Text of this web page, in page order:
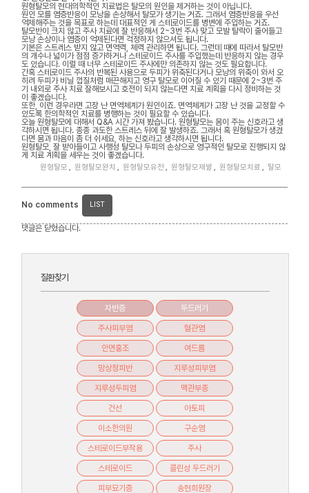
원형탈모의 현대의학적인 치료법은 탈모의 원인을 제거하는 것이 아닙니다.
원인 모를 염증반응이 모낭을 손상해서 탈모가 생기는 거죠. 그래서 염증반응을 우선
억제해주는 것을 목표로 하는데 대표적인 게 스테로이드를 병변에 주입하는 거죠.
탈모반이 크지 않고 주사 치료에 잘 반응해서 2~3번 주사 맞고 모발 탈락이 줄어들고
모낭 손상이나 염증이 억제된다면 걱정하지 않으셔도 됩니다.
기본은 스트레스 받지 않고 면역력, 체력 관리하면 됩니다. 그런데 때에 따라서 탈모반
의 개수나 넓이가 점점 증가하거나 스테로이드 주사를 주입했는데 반응하지 않는 경우
도 있습니다. 이럴 때 너무 스테로이드 주사에만 의존하지 않는 것도 필요합니다.
간혹 스테로이드 주사의 반복된 사용으로 두피가 위축된다거나 모낭의 위축이 와서 오
히려 두피가 비닐 껍질처럼 매끈해지고 영구 탈모로 이어질 수 있기 때문에 2~3번 주
기 내외로 주사 치료 잘해보시고 호전이 되지 않는다면 치료 계획을 다시 정비하는 것
이 좋겠습니다.
또한, 이런 경우라면 고장 난 면역체계가 원인이죠. 면역체계가 고장 난 것을 교정할 수
있도록 한의학적인 치료를 병행하는 것이 필요할 수 있습니다.
오늘 원형탈모에 대해서 Q&A 시간 가져 봤습니다. 원형탈모는 몸이 주는 신호라고 생
각하시면 됩니다. 종종 과도한 스트레스 뒤에 잘 발생하죠. 그래서 혹 원형탈모가 생겼
다면 몸과 마음이 좀 더 쉬세요, 하는 신호라고 생각하시면 됩니다.
원형탈모, 잘 받아들이고 사행성 탈모나 두피의 손상으로 영구적인 탈모로 진행되지 않
게 치료 계획을 세우는 것이 좋겠습니다.
원형탈모 , 원형탈모완치 , 원형탈모유전 , 원형탈모재발, 원형탈모치료 , 탈모
No comments LIST
댓글은 닫혔습니다.
질환찾기
자반증 두드러기
주사피부염 혈관염
안면홍조 여드름
망상청피반 지루성피부염
지루성두피염 맥관부종
건선 아토피
이소한의원 구순염
스테로이드부작용 주사
스테로이드 콜린성 두드러기
피부묘기증 송현희원장